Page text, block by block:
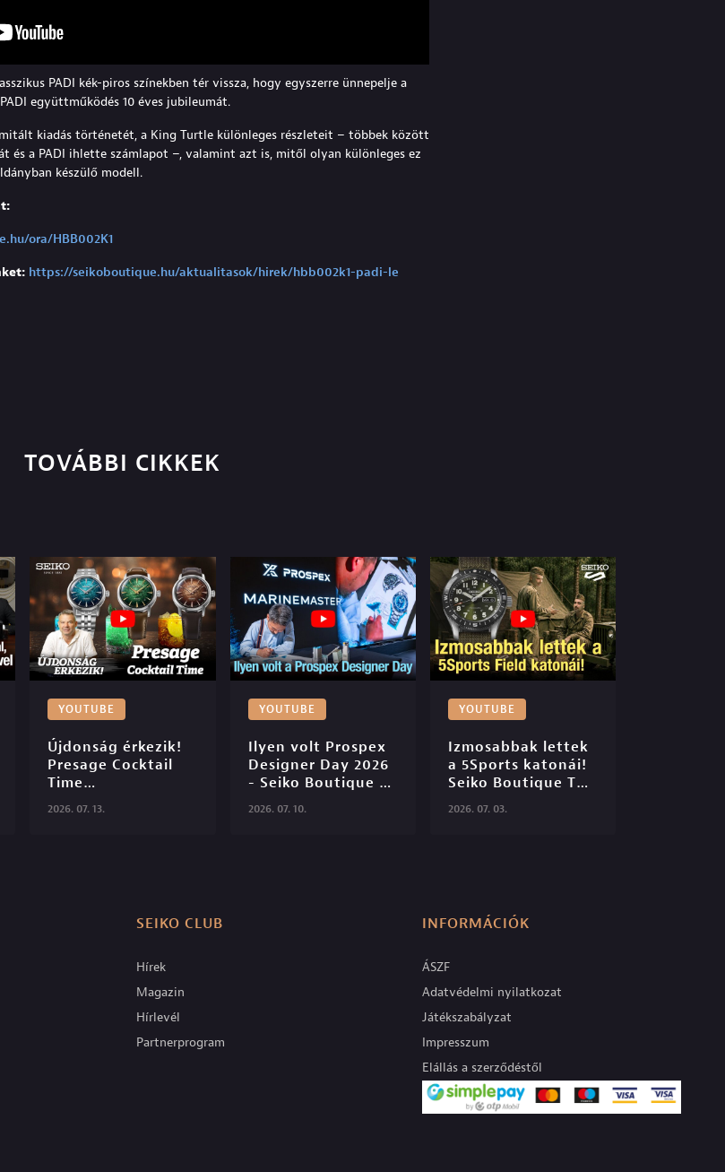
PADI kék-piros színekben tér vissza, hogy egyszerre ünnepelje a
együttműködés 10 éves jubileumát.
kiadás történetét, a King Turtle különleges részleteit – többek között
és a PADI ihlette számlapot –, valamint azt is, mitől olyan különleges ez
készülő modell.
ora/HBB002K1
https://seikoboutique.hu/aktualitasok/hirek/hbb002k1-padi-le
TOVÁBBI CIKKEK
YOUTUBE
Újdonság érkezik!
Presage Cocktail
Time
2026. 07. 13.
YOUTUBE
Ilyen volt Prospex
Designer Day 2026
- Seiko Boutique
TV - S06E26
2026. 07. 10.
YOUTUBE
Izmosabbak lettek
a 5Sports katonái!
Seiko Boutique TV
S06E45
2026. 07. 03.
SEIKO CLUB
Hírek
Magazin
Hírlevél
Partnerprogram
INFORMÁCIÓK
ÁSZF
Adatvédelmi nyilatkozat
Játékszabályzat
Impresszum
Elállás a szerződéstől